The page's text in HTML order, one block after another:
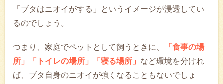
「ブタはニオイがする」というイメージが浸透してい
るのでしょう。
つまり、家庭でペットとして飼うときに、
「食事の場
所」「トイレの場所」「寝る場所」 など環境を分けれ
ば、ブタ自身のニオイが強くなることもないでしょ